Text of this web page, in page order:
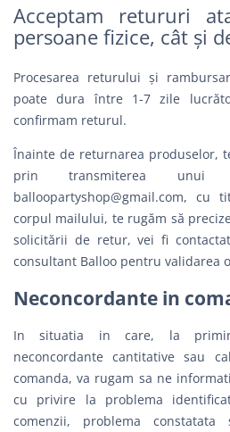
Acceptam retururi
persoane fizice, cât și
Procesarea returului și
poate dura între 1-7 zile
confirmam returul.
Înainte de returnarea produselor,
prin transmiterea
balloopartyshop@gmail.com, cu
corpul mailului, te rugăm să
solicitării de retur, vei fi
consultant Balloo pentru validarea
Neconcordante in
In situatia in care, la
neconcordante cantitative sau
comanda, va rugam sa ne
cu privire la problema
comenzii, problema